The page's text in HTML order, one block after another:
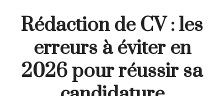
Rédaction de CV : les
erreurs à éviter en
2026 pour réussir sa